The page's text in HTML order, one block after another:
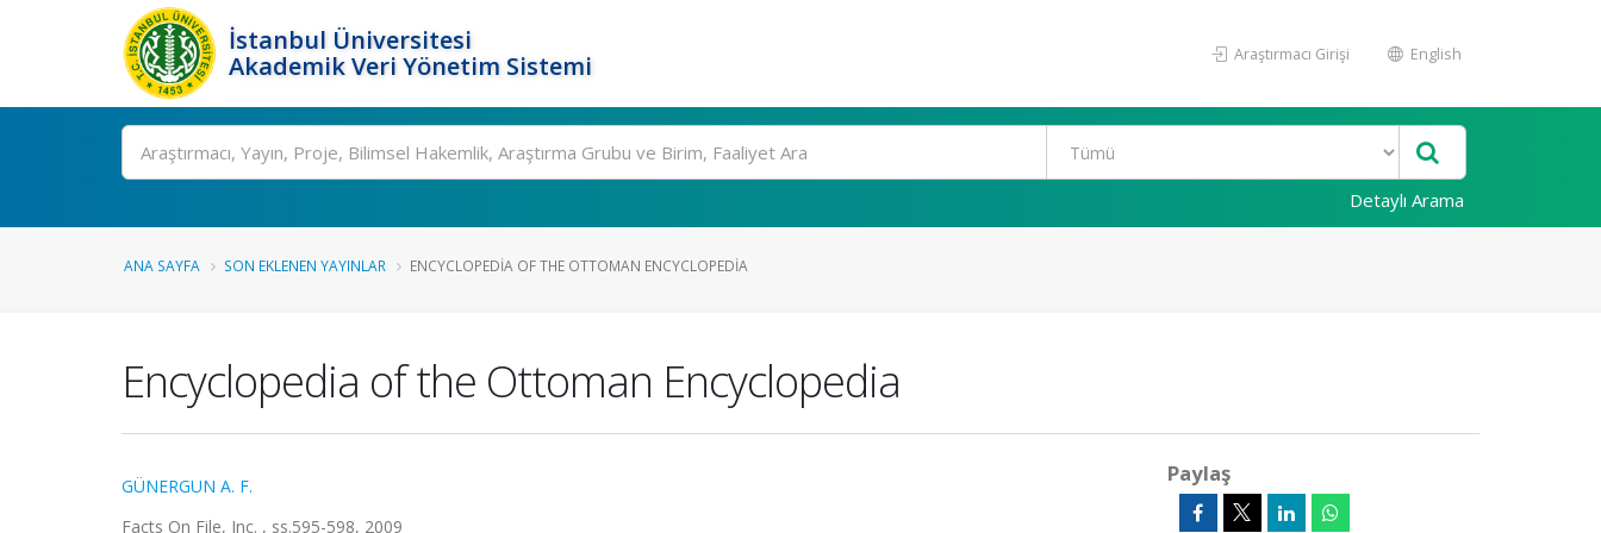
İstanbul Üniversitesi
Akademik Veri Yönetim Sistemi
Araştırmacı Girişi English
Ara
Detaylı Arama
ANA SAYFA SON EKLENEN YAYINLAR ENCYCLOPEDIA OF THE OTTOMAN ENCYCLOPEDIA
Encyclopedia of the Ottoman Encyclopedia
GÜNERGUN A. F.
Facts On File, Inc. , ss.595-598, 2009
Paylaş